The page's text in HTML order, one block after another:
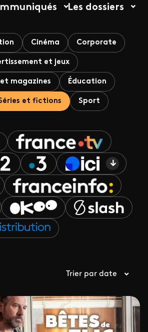
Les dossiers
Cinéma Corporate
et jeux
magazines Éducation
et fictions Sport
Trier par date